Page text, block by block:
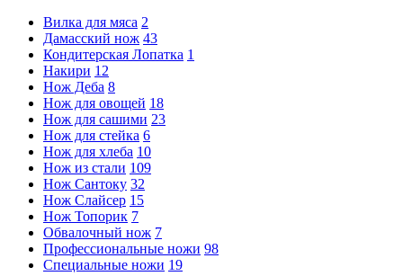
Вилка для мяса 2
Дамасский нож 43
Кондитерская Лопатка 1
Накири 12
Нож Деба 8
Нож для овощей 18
Нож для сашими 23
Нож для стейка 6
Нож для хлеба 10
Нож из стали 109
Нож Сантоку 32
Нож Слайсер 15
Нож Топорик 7
Обвалочный нож 7
Профессиональные ножи 98
Специальные ножи 19